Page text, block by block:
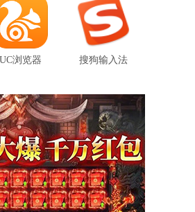
UC浏览器 搜狗输入法
最新安卓版 v1.0
方客户端 v12.0
冷眸软件库是一个资源多多的平台，为用户提供丰富多样的资源下载服务。不仅包括影视、音乐、文档等多种类型的资源，还有各种各样的游戏、工具和应用程序。用户可以轻松地在该平台上搜索并下载所需的资源。冷眸软件库
速连软件官方版 v1.0.0
WiFi钥匙万能速连APP是一款智能网络管理工具，提供了全方位的网络连接、测速、安全检测等功能，让用户随时随地都能轻松连接到最佳的WiFi网络，享受稳定流畅的网络使用体验。